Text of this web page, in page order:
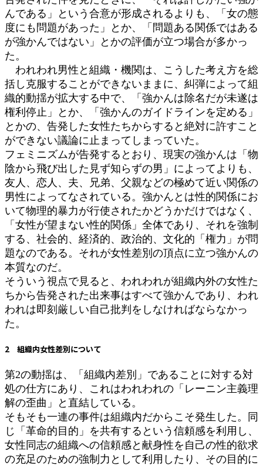
んである」という合意が形成されるよりも、「女の態
度にも問題があった」とか、「問題ある関係ではある
が強かんではない」とかの評価が立つ場合が多かっ
た。
われわれ男性と組織・機関は、こうした考え方を総
括し克服することができないままに、糾弾によって組
織的動揺が拡大する中で、「強かんは除名だが未遂は
権利停止」とか、「強かんのガイドラインを定める」
とかの、告発した女性たちからすると絶対に許すこと
ができない議論に止まってしまっていた。
フェミニズムが告発するとおり、現実の強かんは「物
陰から飛び出した見ず知らずの男」によってよりも、
友人、恋人、夫、兄弟、父親などの極めて近い関係の
男性によってなされている。強かんとは性的関係にお
いて物理的暴力が行使されたかどうかだけではなく、
「女性が望まない性的関係」全体であり、それを強制
する、社会的、経済的、政治的、文化的「権力」が問
題なのである。それが女性差別の頂点に立つ強かんの
本質なのだ。
そういう視点で見ると、われわれが組織内外の女性た
ちから告発された出来事はすべて強かんであり、われ
われは即刻厳しい自己批判をしなければならなかっ
た。
2 組織内女性差別について
第2の動揺は、「組織内差別」であることに対する対
処の仕方にあり、これはわれわれの「レーニン主義理
解の歪曲」と直結している。
そもそも一連の事件は組織内だからこそ発生した。同
じ「革命的目的」を共有するという信頼感を利用し、
女性同志の組織への信頼感と献身性を自己の性的欲求
の充足のための強制力として利用したり、その目的に